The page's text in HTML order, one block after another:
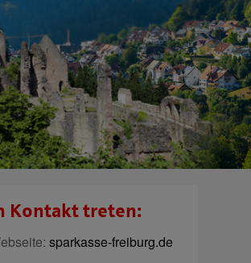
Kontakt treten:
sparkasse-freiburg.de